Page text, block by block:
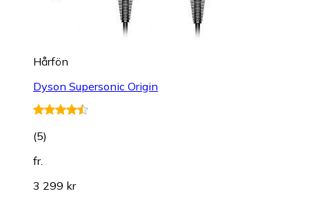
Hårfön
Dyson Supersonic Origin
(5)
fr.
3 299 kr